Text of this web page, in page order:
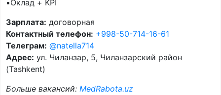
▪️Оклад + KPI
Зарплата: договорная
Контактный телефон: +998-50-714-16-61
Телеграм: @natella714
Адрес: ул. Чиланзар, 5, Чиланзарский район
(Tashkent)
Больше вакансий: MedRabota.uz